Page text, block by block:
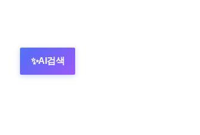
✨AI검색